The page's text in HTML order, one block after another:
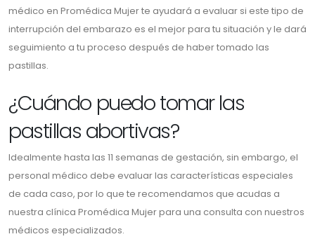
médico en Promédica Mujer te ayudará a evaluar si este tipo de
interrupción del embarazo es el mejor para tu situación y le dará
seguimiento a tu proceso después de haber tomado las
pastillas.
¿Cuándo puedo tomar las
pastillas abortivas?
Idealmente hasta las 11 semanas de gestación, sin embargo, el
personal médico debe evaluar las características especiales
de cada caso, por lo que te recomendamos que acudas a
nuestra clínica Promédica Mujer para una consulta con nuestros
médicos especializados.